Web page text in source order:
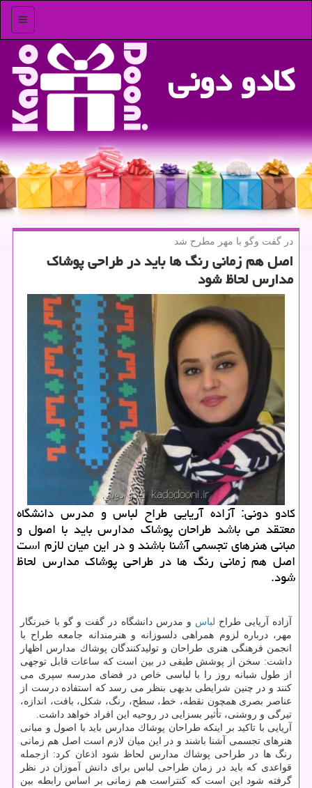
منو
كادو دونی
در گفت وگو با مهر مطرح شد
اصل هم زمانی رنگ ها باید در طراحی پوشاك
مدارس لحاظ شود
كادو دونی: آزاده آریایی طراح لباس و مدرس دانشگاه
معتقد می باشد طراحان پوشاك مدارس باید با اصول و
مبانی هنرهای تجسمی آشنا باشند و در این میان لازم است
اصل هم زمانی رنگ ها در طراحی پوشاك مدارس لحاظ
شود.
آزاده آریایی طراح لباس و مدرس دانشگاه در گفت و گو با خبرنگار
مهر، درباره لزوم همراهی دلسوزانه و هنرمندانه جامعه طراح با
انجمن فرهنگی هنری طراحان و تولیدكنندگان پوشاك مدارس اظهار
داشت: سخن از پوشش طیفی در بین است كه ساعات قابل توجهی
از طول شبانه روز را با لباسی خاص در فضای مدرسه سپری می
كنند و در چنین شرایطی بدیهی بنظر می رسد كه استفاده درست از
عناصر بصری همچون نقطه، خط، سطح، رنگ، شكل، بافت، اندازه،
تیرگی و روشنی، تأثیر بسزایی در روحیه این افراد خواهد داشت.
آریایی با تاكید بر اینكه طراحان پوشاك مدارس باید با اصول و مبانی
هنرهای تجسمی آشنا باشند و در این میان لازم است اصل هم زمانی
رنگ ها در طراحی پوشاك مدارس لحاظ شود اذعان كرد: ازجمله
قواعدی كه باید در زمان طراحی لباس برای دانش آموزان در نظر
گرفته شود این است كه كنتراست هم زمانی بر اساس رابطه بین